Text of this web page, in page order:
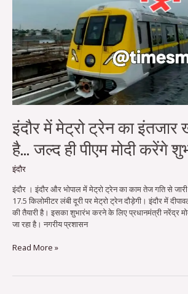
इंदौर में मेट्रो ट्रेन का इंतजार
है… जल्द ही पीएम मोदी करेंगे
इंदौर
इंदौर । इंदौर और भोपाल में मेट्रो ट्रेन का काम तेज गति से
17.5 किलोमीटर लंबी दूरी पर मेट्रो ट्रेन दौड़ेगी। इंदौर में
की तैयारी है। इसका शुभारंभ करने के लिए प्रधानमंत्री नरेंद्र
जा रहा है। नगरीय प्रशासन
वाला
है…
जल्द
ही
पीएम
मोदी
करेंगे
शुभारंभ
Read More »